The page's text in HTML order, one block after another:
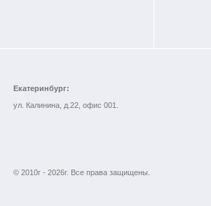
Екатеринбург:
ул. Калинина, д.22, офис 001.
© 2010г - 2026г. Все права защищены.